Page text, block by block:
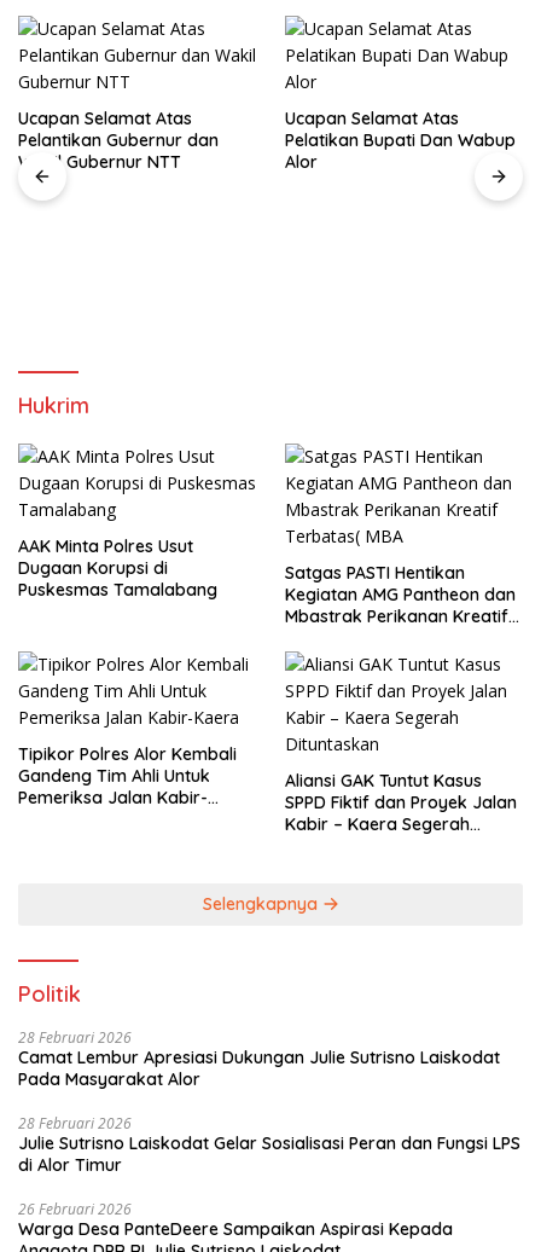
Ucapan Selamat Atas
Pelantikan Gubernur dan
Wakil Gubernur NTT
Ucapan Selamat Atas
Pelatikan Bupati Dan Wabup
Alor
Hukrim
AAK Minta Polres Usut
Dugaan Korupsi di
Puskesmas Tamalabang
Satgas PASTI Hentikan
Kegiatan AMG Pantheon dan
Mbastrak Perikanan Kreatif
Tipikor Polres Alor Kembali
Gandeng Tim Ahli Untuk
Pemeriksa Jalan Kabir-
Aliansi GAK Tuntut Kasus
SPPD Fiktif dan Proyek Jalan
Kabir – Kaera Segerah
Selengkapnya
Politik
28 Februari 2026
Camat Lembur Apresiasi Dukungan Julie Sutrisno Laiskodat
Pada Masyarakat Alor
28 Februari 2026
Julie Sutrisno Laiskodat Gelar Sosialisasi Peran dan Fungsi LPS
di Alor Timur
26 Februari 2026
Warga Desa PanteDeere Sampaikan Aspirasi Kepada